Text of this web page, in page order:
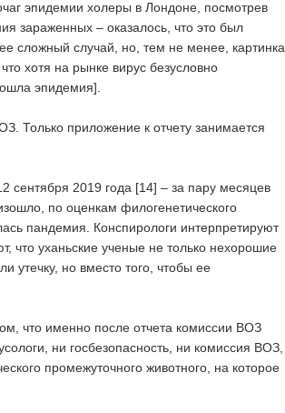
эпидемии холеры в Лондоне, посмотрев
зараженных – оказалось, что это был
сложный случай, но, тем не менее, картинка
хотя на рынке вирус безусловно
эпидемия].
Только приложение к отчету занимается
сентября 2019 года [14] – за пару месяцев
по оценкам филогенетического
пандемия. Конспирологи интерпретируют
что уханьские ученые не только нехорошие
утечку, но вместо того, чтобы ее
что именно после отчета комиссии ВОЗ
ни госбезопасность, ни комиссия ВОЗ,
промежуточного животного, на которое